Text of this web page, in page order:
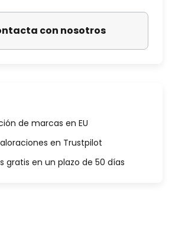
con nosotros
de marcas en EU
en Trustpilot
gratis en un plazo de 50 días